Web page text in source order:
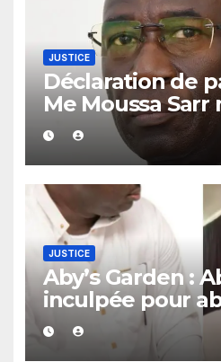
JUSTICE
Déclaration de
Me Moussa Sarr
les récalcitrants
JUSTICE
Aby’s Garden :
inculpée pour
sociaux dans
portant sur 420